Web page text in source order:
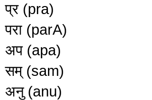
प्र (pra)
परा (parA)
अप (apa)
सम् (sam)
अनु (anu)